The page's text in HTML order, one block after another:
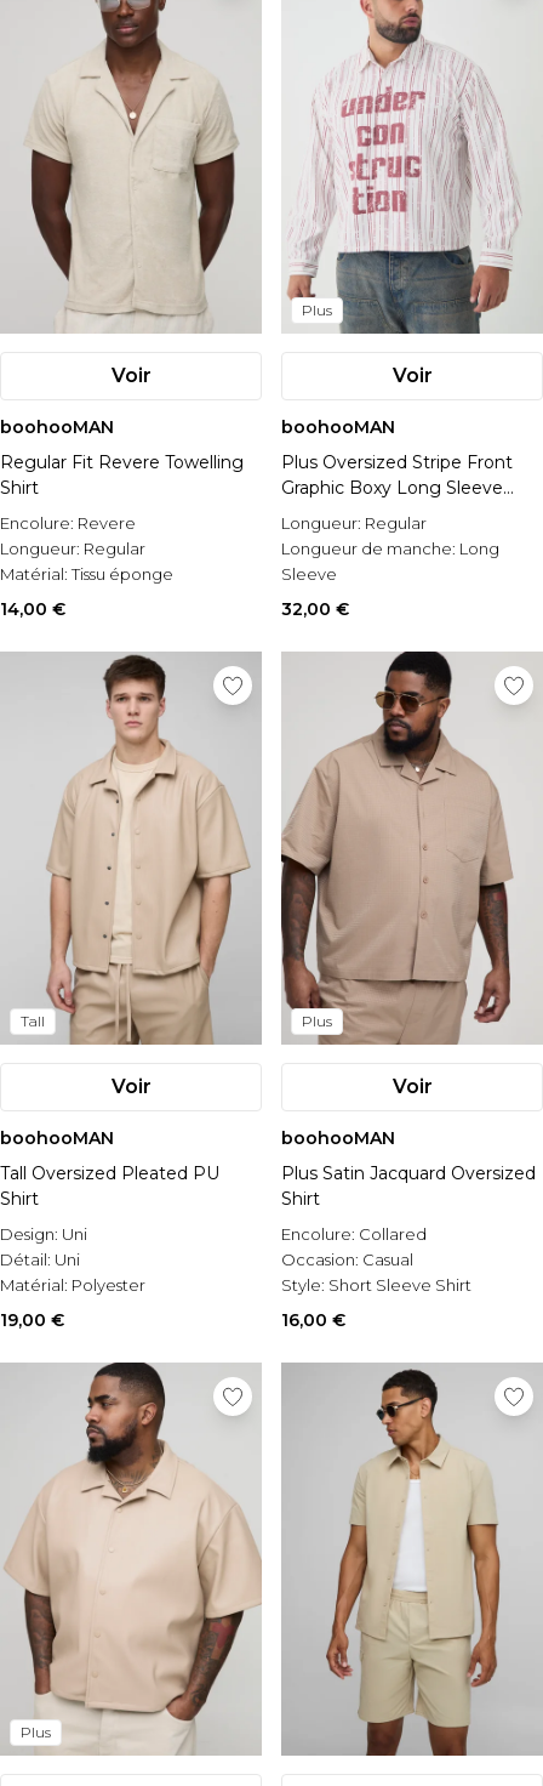
Voir
boohooMAN
Regular Fit Revere Towelling
Shirt
Encolure: Revere
Longueur: Regular
Matérial:Tissu éponge
14,00 €
Plus
Voir
boohooMAN
Plus Oversized Stripe Front
Graphic Boxy Long Sleeve
Shirt
Longueur: Regular
Longueur de manche: Long
Sleeve
Style: Printed Shirt
32,00 €
Tall
Voir
boohooMAN
Tall Oversized Pleated PU
Shirt
Design: Uni
Détail: Uni
Matérial: Polyester
19,00 €
Plus
Voir
boohooMAN
Plus Satin Jacquard Oversized
Shirt
Encolure: Collared
Occasion: Casual
Style: Short Sleeve Shirt
16,00 €
Plus